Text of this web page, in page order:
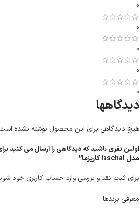
0
0
0
0
0
دیدگاهها
هیچ دیدگاهی برای این محصول نوشته نشده
مدل laschal کاریزما”
برای ثبت نقد و بررسی وارد حساب کاربری خود
معرفی برند‌ها